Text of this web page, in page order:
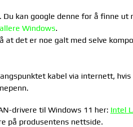
kan google denne for å finne ut
Windows.
det er noe galt med selve
kabel via internett,
drivere til Windows 11 her: Intel
på produsentens nettside.